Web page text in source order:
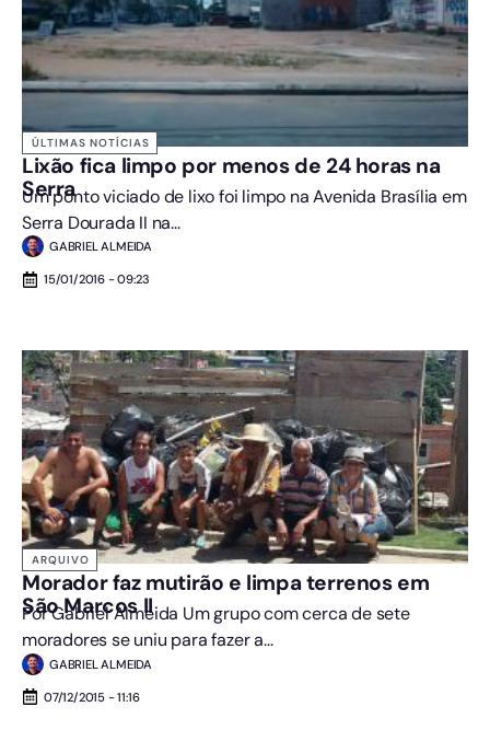
ÚLTIMAS NOTÍCIAS
Lixão fica limpo por menos de 24 horas na
Serra
Um ponto viciado de lixo foi limpo na Avenida Brasília em
Serra Dourada II na...
GABRIEL ALMEIDA
15/01/2016 - 09:23
ARQUIVO
Morador faz mutirão e limpa terrenos em
São Marcos II
Por Gabriel Almeida Um grupo com cerca de sete
moradores se uniu para fazer a...
GABRIEL ALMEIDA
07/12/2015 - 11:16